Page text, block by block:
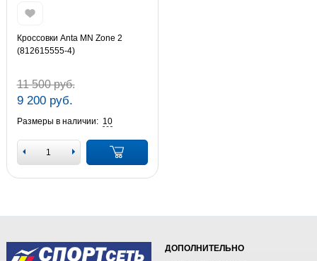
Кроссовки Anta MN Zone 2
(812615555-4)
11 500 руб.
9 200 руб.
Размеры в наличии: 10
ДОПОЛНИТЕЛЬНО